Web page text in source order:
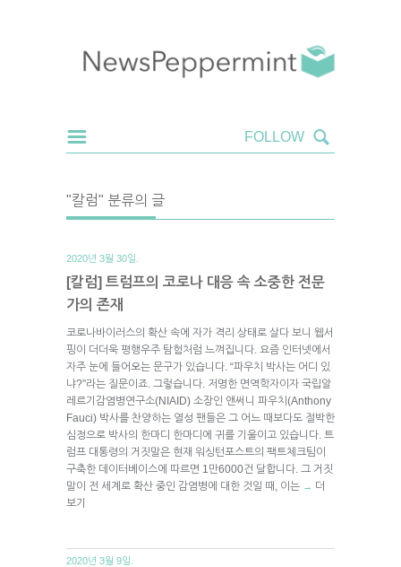
"칼럼" 분류의 글
2020년 3월 30일.
[칼럼] 트럼프의 코로나 대응 속 소중한 전문
가의 존재
코로나바이러스의 확산 속에 자가 격리 상태로 살다 보니 웹서
핑이 더더욱 평행우주 탐험처럼 느껴집니다. 요즘 인터넷에서
자주 눈에 들어오는 문구가 있습니다. “파우치 박사는 어디 있
냐?”라는 질문이죠. 그렇습니다. 저명한 면역학자이자 국립알
레르기감염병연구소(NIAID) 소장인 앤써니 파우치(Anthony
Fauci) 박사를 찬양하는 열성 팬들은 그 어느 때보다도 절박한
심정으로 박사의 한마디 한마디에 귀를 기울이고 있습니다. 트
럼프 대통령의 거짓말은 현재 워싱턴포스트의 팩트체크팀이
구축한 데이터베이스에 따르면 1만6000건 달합니다. 그 거짓
말이 전 세계로 확산 중인 감염병에 대한 것일 때, 이는 → 더
보기
2020년 3월 9일.